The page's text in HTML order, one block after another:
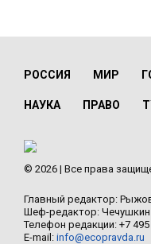
РОССИЯ МИР
НАУКА ПРАВО
© 2026 | Все права
Главный редактор:
Шеф-редактор: Чечушкин
Телефон редакции: +7 495
E-mail: info@ecopravda.ru